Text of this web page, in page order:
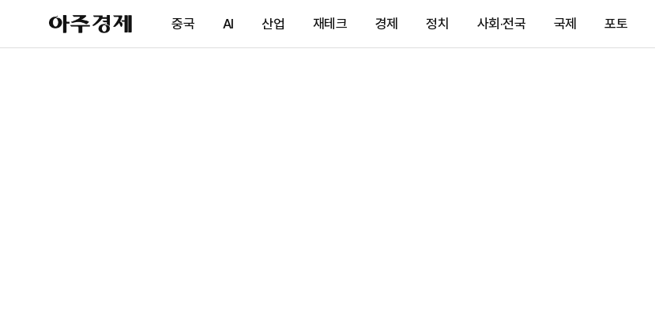
아
주
제
중국 AI 산업 재테크 경제 정치 사회·전국 국제 포토